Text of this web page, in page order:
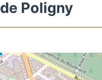
de Poligny